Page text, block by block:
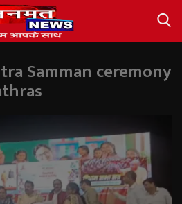
Register
Samman ceremony